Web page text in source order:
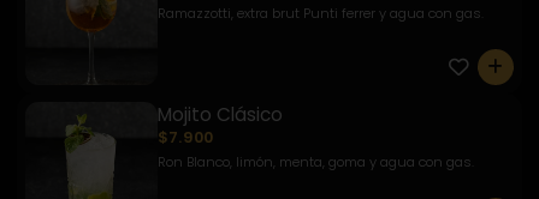
Ramazzotti, extra brut Punti ferrer y agua con gas.
0
Mojito Clásico
$7.900
Ron Blanco, limón, menta, goma y agua con gas.